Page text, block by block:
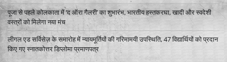
पूजा से पहले कोलकाता में ‘द ऑरा गैलरी’ का शुभारंभ, भारतीय हस्तकरघा, खादी और स्वदेशी
वस्त्रों को मिलेगा नया मंच
लीगल एड सर्विसेज़ के समारोह में न्यायमूर्तियों की गरिमामयी उपस्थिति, 47 विद्यार्थियों को प्रदान
किए गए स्नातकोत्तर डिप्लोमा प्रमाणपत्र